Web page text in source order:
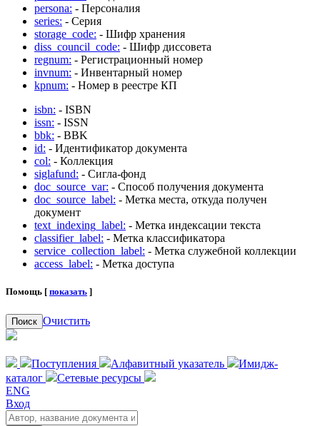
persona: - Персоналия
series: - Серия
storage_code: - Шифр хранения
diss_council_code: - Шифр диссовета
regnum: - Регистрационный номер
invnum: - Инвентарный номер
kpnum: - Номер в реестре КП
isbn: - ISBN
issn: - ISSN
bbk: - BBK
id: - Идентификатор документа
col: - Коллекция
siglafund: - Сигла-фонд
doc_source_var: - Способ получения документа
doc_source_label: - Метка места, откуда получен
документ
text_indexing_label: - Метка индексации текста
classifier_label: - Метка классификатора
service_collection_label: - Метка служебной коллекции
access_label: - Метка доступа
Помощь [ показать ]
Поиск Очистить
Поступления Алфавитный указатель
Имидж-
каталог
Сетевые ресурсы
ENG
Вход